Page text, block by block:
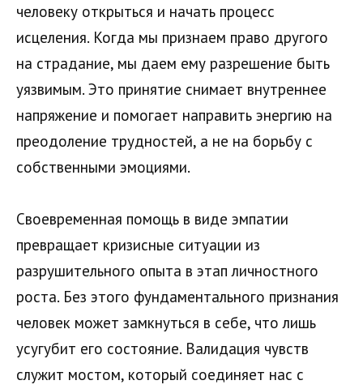
человеку открыться и начать процесс
исцеления. Когда мы признаем право другого
на страдание, мы даем ему разрешение быть
уязвимым. Это принятие снимает внутреннее
напряжение и помогает направить энергию на
преодоление трудностей, а не на борьбу с
собственными эмоциями.
Своевременная помощь в виде эмпатии
превращает кризисные ситуации из
разрушительного опыта в этап личностного
роста. Без этого фундаментального признания
человек может замкнуться в себе, что лишь
усугубит его состояние. Валидация чувств
служит мостом, который соединяет нас с